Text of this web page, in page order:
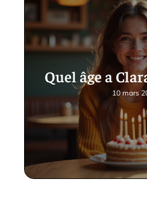
Quel âge a
10 mars